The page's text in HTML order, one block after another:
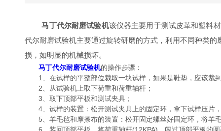
马丁代尔耐磨试验机该仪器主要用于测试皮革和塑料
代尔耐磨试验机主要通过旋转研磨的方式，利用不同种类
损，如明显的机械损坏。
马丁代尔耐磨试验机的操作步骤：
1、在试样的平整部位裁取一块试样，如果是鞋垫，应该裁
2、从试验机上取下荷重和荷重轴杆；
3、取下顶部平板和测试夹具；
4、试样的装置：松开测试夹具上的固定环，拿下试样压片
5、羊毛毡和摩擦布的装置：松开固定螺丝好固定环，将羊